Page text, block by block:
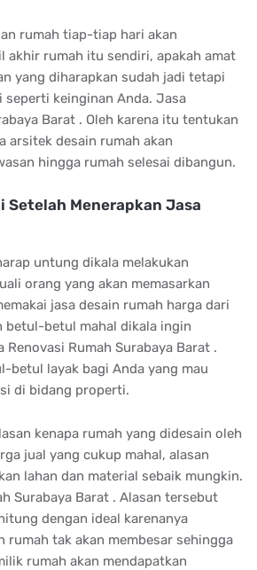
rumah tiap-tiap hari akan
akhir rumah itu sendiri, apakah amat
yang diharapkan sudah jadi tetapi
seperti keinginan Anda. Jasa
Barat . Oleh karena itu tentukan
arsitek desain rumah akan
hingga rumah selesai dibangun.
Setelah Menerapkan Jasa
untung dikala melakukan
orang yang akan memasarkan
jasa desain rumah harga dari
betul-betul mahal dikala ingin
Rumah Surabaya Barat .
betul layak bagi Anda yang mau
di bidang properti.
kenapa rumah yang didesain oleh
jual yang cukup mahal, alasan
lahan dan material sebaik mungkin.
Surabaya Barat . Alasan tersebut
dengan ideal karenanya
rumah tak akan membesar sehingga
rumah akan mendapatkan